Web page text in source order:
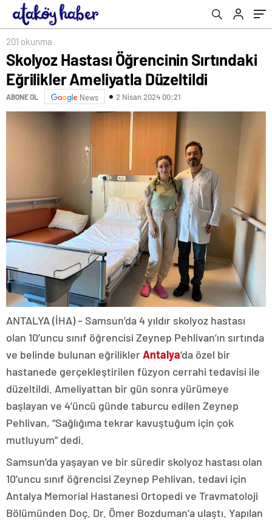
201 okunma
Skolyoz Hastası Öğrencinin Sırtındaki
Eğrilikler Ameliyatla Düzeltildi
ABONE OL News 2 Nisan 2024 00:21
ANTALYA (İHA) – Samsun’da 4 yıldır skolyoz hastası
olan 10’uncu sınıf öğrencisi Zeynep Pehlivan’ın sırtında
ve belinde bulunan eğriliklerAntalya‘da özel bir
hastanede gerçekleştirilen füzyon cerrahi tedavisi ile
düzeltildi. Ameliyattan bir gün sonra yürümeye
başlayan ve 4’üncü günde taburcu edilen Zeynep
Pehlivan, “Sağlığıma tekrar kavuştuğum için çok
mutluyum” dedi.
Samsun’da yaşayan ve bir süredir skolyoz hastası olan
10’uncu sınıf öğrencisi Zeynep Pehlivan, tedavi için
Antalya Memorial Hastanesi Ortopedi ve Travmatoloji
Bölümünden Doç. Dr. Ömer Bozduman’a ulaştı. Yapılan